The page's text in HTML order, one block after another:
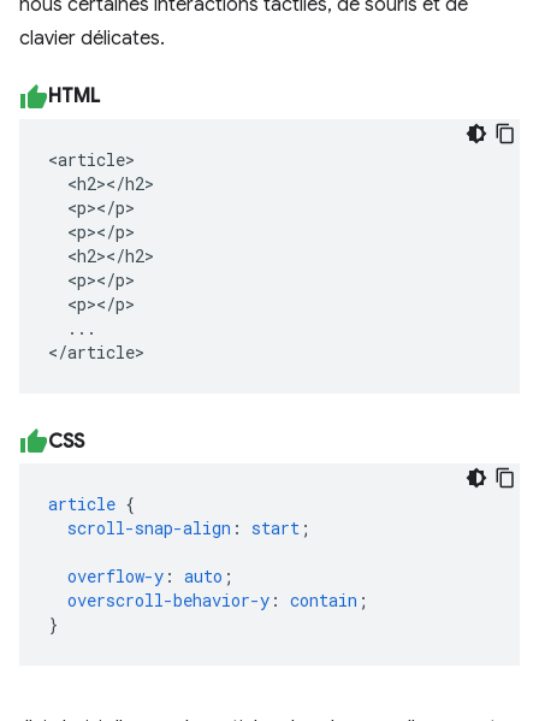
clavier délicates.
HTML
<article>
  <h2></h2>
  <p></p>
  <p></p>
  <h2></h2>
  <p></p>
  <p></p>
  ...
</article>
CSS
article {
scroll-snap-align : start ;
overflow-y : auto ;
overscroll-behavior-y : contain ;
}